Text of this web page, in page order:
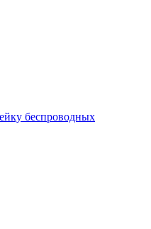
беспроводных